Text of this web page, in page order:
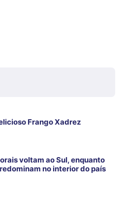
Frango Xadrez
voltam ao Sul, enquanto
no interior do país